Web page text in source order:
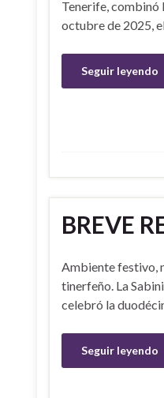
Tenerife, combinó
octubre de 2025,
Seguir leyendo
BREVE
Ambiente festivo,
tinerfeño. La
celebró la
Seguir leyendo